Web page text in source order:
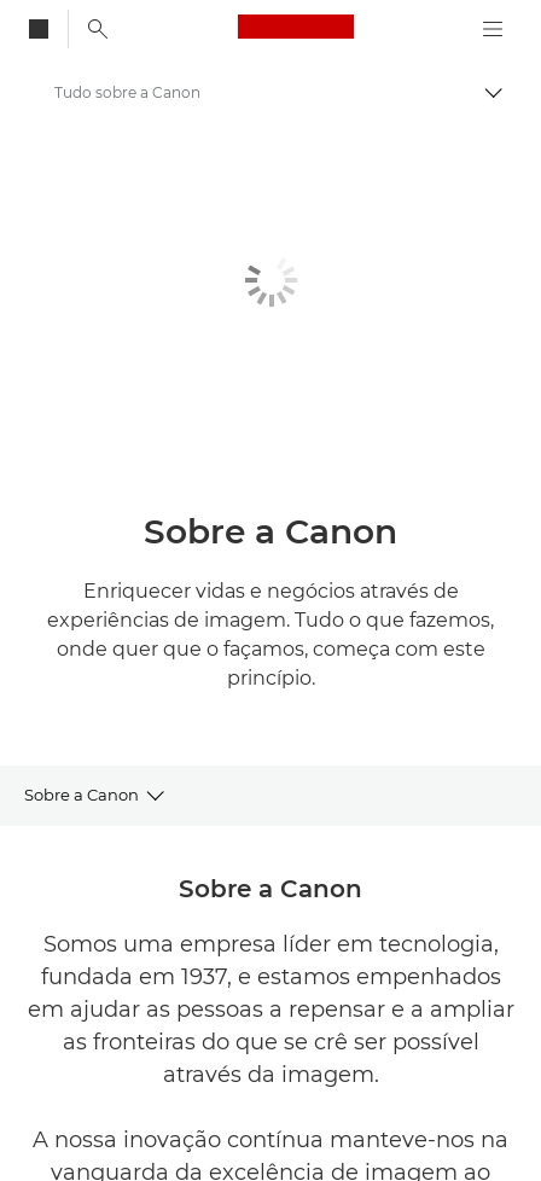
Canon Logo, back
Tudo sobre a Canon
Sobre a Canon
Enriquecer vidas e negócios através de
experiências de imagem. Tudo o que fazemos,
onde quer que o façamos, começa com este
princípio.
Sobre a Canon
Notícias
Patrocínios
Sobre a Canon
Somos uma empresa líder em tecnologia,
fundada em 1937, e estamos empenhados
em ajudar as pessoas a repensar e a ampliar
as fronteiras do que se crê ser possível
através da imagem.
A nossa inovação contínua manteve-nos na
vanguarda da excelência de imagem ao